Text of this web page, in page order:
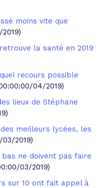
moins vite que
la santé en 2019
recours possible
04/2019)
lieux de Stéphane
meilleurs lycées, les
2019)
bas ne doivent pas faire
03/2019)
sur 10 ont fait appel à